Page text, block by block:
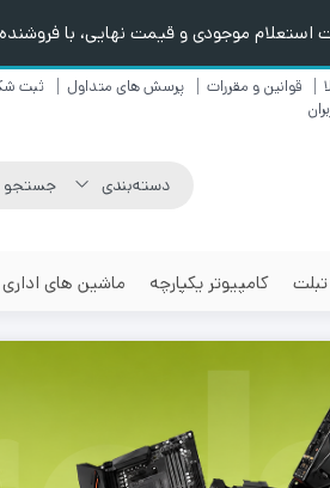
موجودی و قیمت نهایی، با فروشنده
قوانین و مقررات پرسش های متداول
ثبت
تبلت کامپیوتر یکپارچه ماشین های اداری